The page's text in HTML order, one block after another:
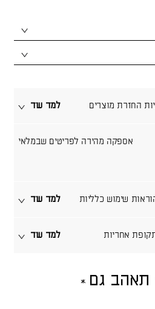
אחריות למד עוד
שימוש כלליות למד עוד
אספקה מהירה לפריטים שבמלאי
החזרת מוצרים למד עוד
תאהב גם